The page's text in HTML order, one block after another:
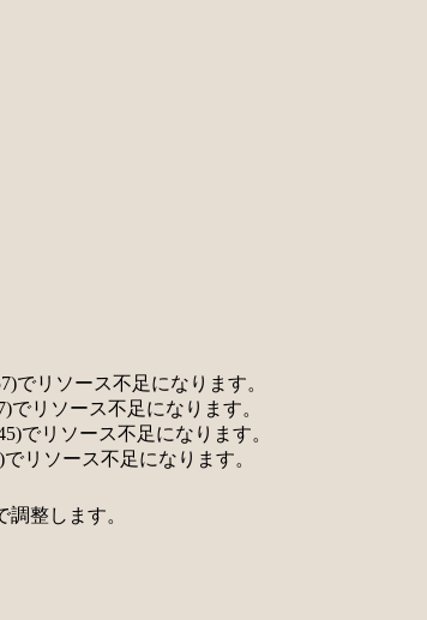
でリソース不足になります。
でリソース不足になります。
でリソース不足になります。
リソース不足になります。
整します。